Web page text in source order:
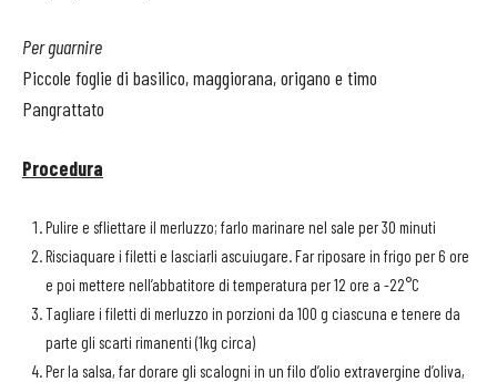
Per guarnire
Piccole foglie di basilico, maggiorana, origano e timo
Pangrattato
Procedura
Pulire e sfliettare il merluzzo; farlo marinare nel sale per 30 minuti
Risciaquare i filetti e lasciarli ascuiugare. Far riposare in frigo per 6 ore
e poi mettere nell’abbatitore di temperatura per 12 ore a -22°C
Tagliare i filetti di merluzzo in porzioni da 100 g ciascuna e tenere da
parte gli scarti rimanenti (1kg circa)
Per la salsa, far dorare gli scalogni in un filo d’olio extravergine d’oliva,